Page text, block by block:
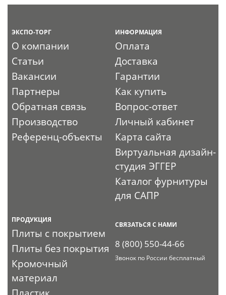
ЭКСПО-ТОРГ
О компании
Статьи
Вакансии
Партнеры
Обратная связь
Производство
Референц-объекты
ИНФОРМАЦИЯ
Оплата
Доставка
Гарантии
Как купить
Вопрос-ответ
Личный кабинет
Карта сайта
Виртуальная дизайн-
студия ЭГГЕР
Каталог фурнитуры
для САПР
ПРОДУКЦИЯ
Плиты с покрытием
Плиты без покрытия
Кромочный
материал
СВЯЗАТЬСЯ С НАМИ
8 (800) 550-44-66
Звонок по России бесплатный